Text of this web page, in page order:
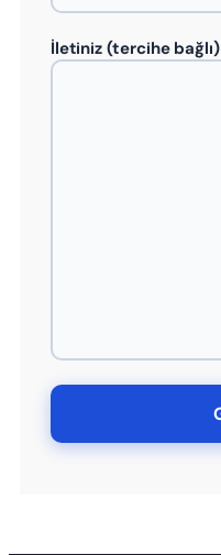
İletiniz (tercihe bağlı)